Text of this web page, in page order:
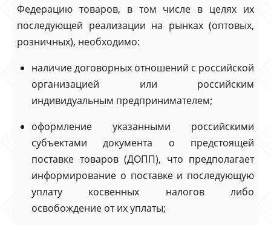
Федерацию товаров, в том числе в целях их
последующей реализации на рынках (оптовых,
розничных), необходимо:
наличие договорных отношений с российской
организацией или российским
индивидуальным предпринимателем;
оформление указанными российскими
субъектами документа о предстоящей
поставке товаров (ДОПП), что предполагает
информирование о поставке и последующую
уплату косвенных налогов либо
освобождение от их уплаты;